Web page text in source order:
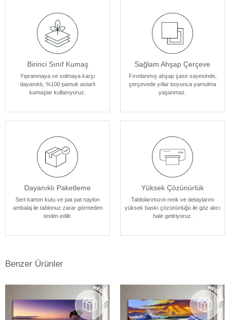
baskı sonrası uyguladığımız özel yüzey koruyucu ile tablolar,
canlılıklarını her zaman korur ve duvarlarınızı güzelleştirir.
Kenar Baskısıyla Tablolarımızın Kenar Kısımları
Resmin dokusu ve renklerinin zarif bir şekilde devam ettiği özel bir
tasarıma sahiptir. Bu detay, tablolarımızı ek çerçeve ihtiyacı
olmadan asılabilir kılar, böylece sanat eserleriniz odanızın
atmosferine mükemmel bir şekilde uyum sağlar. Her bir tablomuz,
tasarlanmıştır.
Birinci Sınıf Kumaş
Yıpranmaya ve solmaya karşı
dayanıklı, %100 pamuk astarlı
kumaşlar kullanıyoruz.
Sağlam Ahşap Çerçeve
Fırınlanmış ahşap şase sayesinde,
çerçevede yıllar boyunca yamulma
yaşanmaz.
Dayanıklı Paketleme
Sert karton kutu ve pat pat naylon
ambalaj ile tablonuz zarar görmeden
teslim edilir.
Yüksek Çözünürlük
Tablolarımızın renk ve detaylarını
yüksek baskı çözünürlüğü ile göz alıcı
hale getiriyoruz.
Benzer Ürünler